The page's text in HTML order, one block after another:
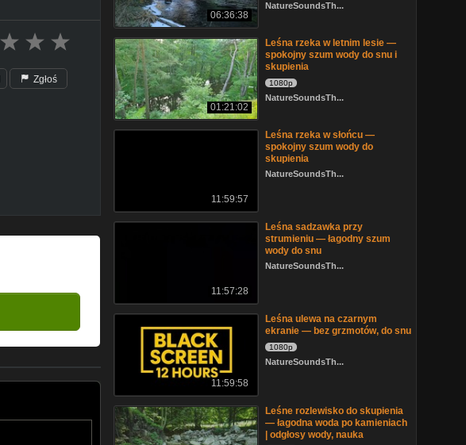
Zgłoś
06:36:38
NatureSoundsTh...
01:21:02
Leśna rzeka w letnim lesie —
spokojny szum wody do snu i
skupienia
1080p
NatureSoundsTh...
11:59:57
Leśna rzeka w słońcu —
spokojny szum wody do
skupienia
NatureSoundsTh...
11:57:28
Leśna sadzawka przy
strumieniu — łagodny szum
wody do snu
NatureSoundsTh...
11:59:58
Leśna ulewa na czarnym
ekranie — bez grzmotów, do snu
1080p
NatureSoundsTh...
Leśne rozlewisko do skupienia
— łagodna woda po kamieniach
| odgłosy wody, nauka